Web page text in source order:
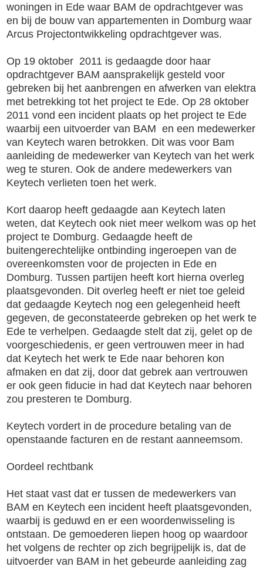
woningen in Ede waar BAM de opdrachtgever was
en bij de bouw van appartementen in Domburg waar
Arcus Projectontwikkeling opdrachtgever was.
Op 19 oktober 2011 is gedaagde door haar
opdrachtgever BAM aansprakelijk gesteld voor
gebreken bij het aanbrengen en afwerken van elektra
met betrekking tot het project te Ede. Op 28 oktober
2011 vond een incident plaats op het project te Ede
waarbij een uitvoerder van BAM en een medewerker
van Keytech waren betrokken. Dit was voor Bam
aanleiding de medewerker van Keytech van het werk
weg te sturen. Ook de andere medewerkers van
Keytech verlieten toen het werk.
Kort daarop heeft gedaagde aan Keytech laten
weten, dat Keytech ook niet meer welkom was op het
project te Domburg. Gedaagde heeft de
buitengerechtelijke ontbinding ingeroepen van de
overeenkomsten voor de projecten in Ede en
Domburg. Tussen partijen heeft kort hierna overleg
plaatsgevonden. Dit overleg heeft er niet toe geleid
dat gedaagde Keytech nog een gelegenheid heeft
gegeven, de geconstateerde gebreken op het werk te
Ede te verhelpen. Gedaagde stelt dat zij, gelet op de
voorgeschiedenis, er geen vertrouwen meer in had
dat Keytech het werk te Ede naar behoren kon
afmaken en dat zij, door dat gebrek aan vertrouwen
er ook geen fiducie in had dat Keytech naar behoren
zou presteren te Domburg.
Keytech vordert in de procedure betaling van de
openstaande facturen en de restant aanneemsom.
Oordeel rechtbank
Het staat vast dat er tussen de medewerkers van
BAM en Keytech een incident heeft plaatsgevonden,
waarbij is geduwd en er een woordenwisseling is
ontstaan. De gemoederen liepen hoog op waardoor
het volgens de rechter op zich begrijpelijk is, dat de
uitvoerder van BAM in het gebeurde aanleiding zag